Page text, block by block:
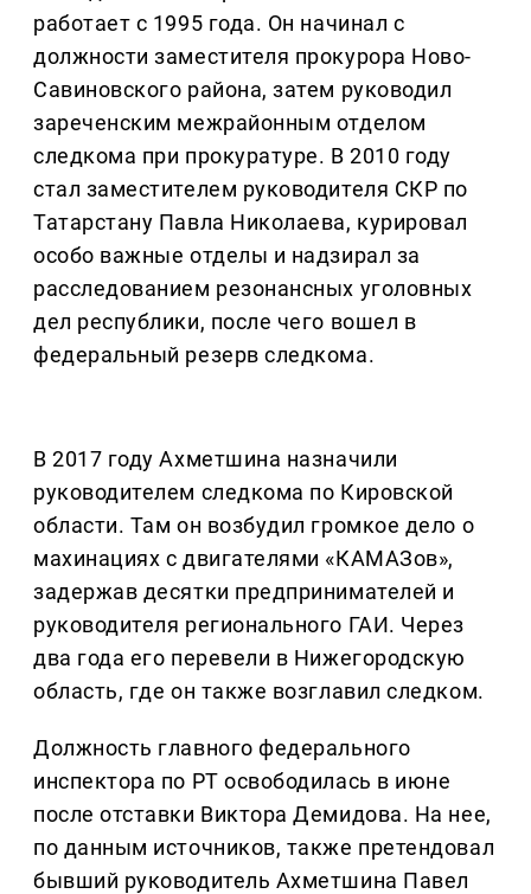
работает с 1995 года. Он начинал с
должности заместителя прокурора Ново-
Савиновского района, затем руководил
зареченским межрайонным отделом
следкома при прокуратуре. В 2010 году
стал заместителем руководителя СКР по
Татарстану Павла Николаева, курировал
особо важные отделы и надзирал за
расследованием резонансных уголовных
дел республики, после чего вошел в
федеральный резерв следкома.
В 2017 году Ахметшина назначили
руководителем следкома по Кировской
области. Там он возбудил громкое дело о
махинациях с двигателями «КАМАЗов»,
задержав десятки предпринимателей и
руководителя регионального ГАИ. Через
два года его перевели в Нижегородскую
область, где он также возглавил следком.
Должность главного федерального
инспектора по РТ освободилась в июне
после отставки Виктора Демидова. На нее,
по данным источников, также претендовал
бывший руководитель Ахметшина Павел